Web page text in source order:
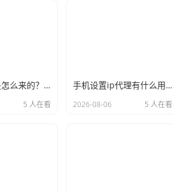
动态ip代理是怎么来的？背后的原理比你想象的精彩
5 人在看
手机设置ip代理有什么用？不只是改定位那么简单
2026-08-06 5 人在看